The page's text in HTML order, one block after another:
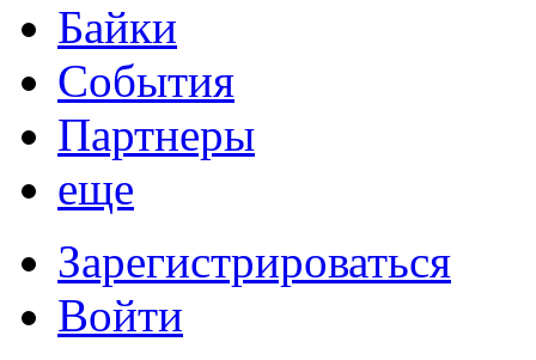
Байки
События
Партнеры
еще
Зарегистрироваться
Войти